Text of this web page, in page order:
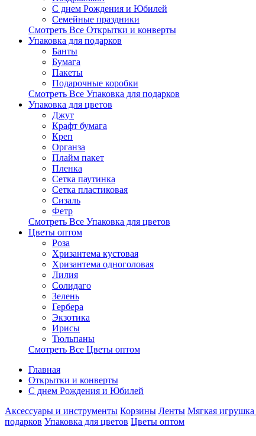
С днем Рождения и Юбилей
Семейные праздники
Смотреть Все Открытки и конверты
Упаковка для подарков
Банты
Бумага
Пакеты
Подарочные коробки
Смотреть Все Упаковка для подарков
Упаковка для цветов
Джут
Крафт бумага
Креп
Органза
Плайм пакет
Пленка
Сетка паутинка
Сетка пластиковая
Сизаль
Фетр
Смотреть Все Упаковка для цветов
Цветы оптом
Роза
Хризантема кустовая
Хризантема одноголовая
Лилия
Солидаго
Зелень
Гербера
Экзотика
Ирисы
Тюльпаны
Смотреть Все Цветы оптом
Главная
Открытки и конверты
С днем Рождения и Юбилей
Аксессуары и инструменты Корзины Ленты Мягкая игрушка
подарков Упаковка для цветов Цветы оптом